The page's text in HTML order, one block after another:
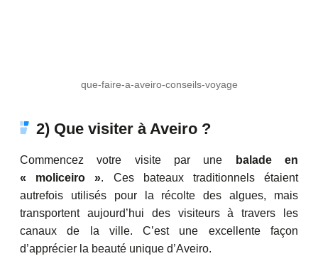
que-faire-a-aveiro-conseils-voyage
2) Que visiter à Aveiro ?
Commencez votre visite par une
balade en
« moliceiro ». Ces bateaux traditionnels étaient
autrefois utilisés pour la récolte des algues, mais
transportent aujourd’hui des visiteurs à travers les
canaux de la ville. C’est une excellente façon
d’apprécier la beauté unique d’Aveiro.